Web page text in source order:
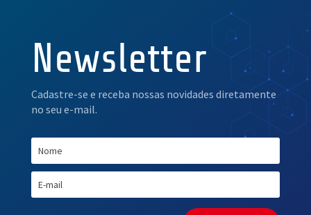
Newsletter
Cadastre-se e receba nossas novidades diretamente
no seu e-mail.